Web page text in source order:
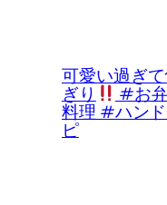
可愛い過ぎ
ぎり #お
料理 #ハン
ピ